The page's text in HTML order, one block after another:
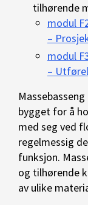
tilhørende
modul
–
modul
–
bygget for å
med seg ved
regelmessig
funksjon.
og tilhørende
av ulike